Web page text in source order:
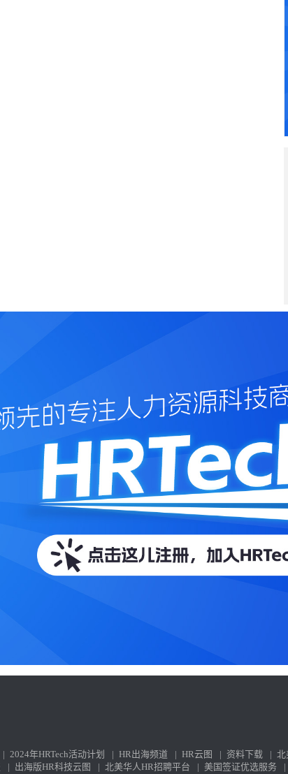
| 2024年HRTech活动计划 | HR出海频道 | HR云图 | 资料下载 | 北
| 出海版HR科技云图 | 北美华人HR招聘平台 | 美国签证优选服务 |